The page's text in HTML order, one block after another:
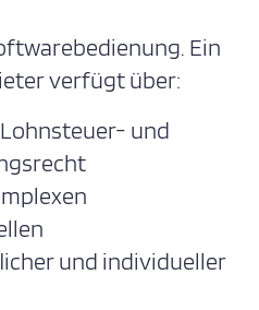
Ein
verfügt über:
und
und individueller